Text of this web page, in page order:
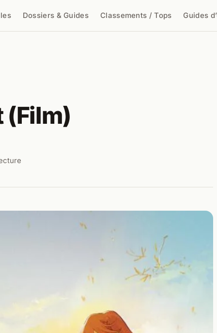
Dossiers & Guides Classements / Tops Guides
(Film)